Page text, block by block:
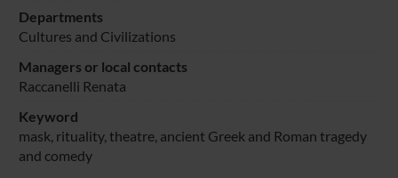
Departments
Cultures and Civilizations
Managers or local contacts
Raccanelli Renata
Keyword
mask, rituality, theatre, ancient Greek and Roman tragedy
and comedy